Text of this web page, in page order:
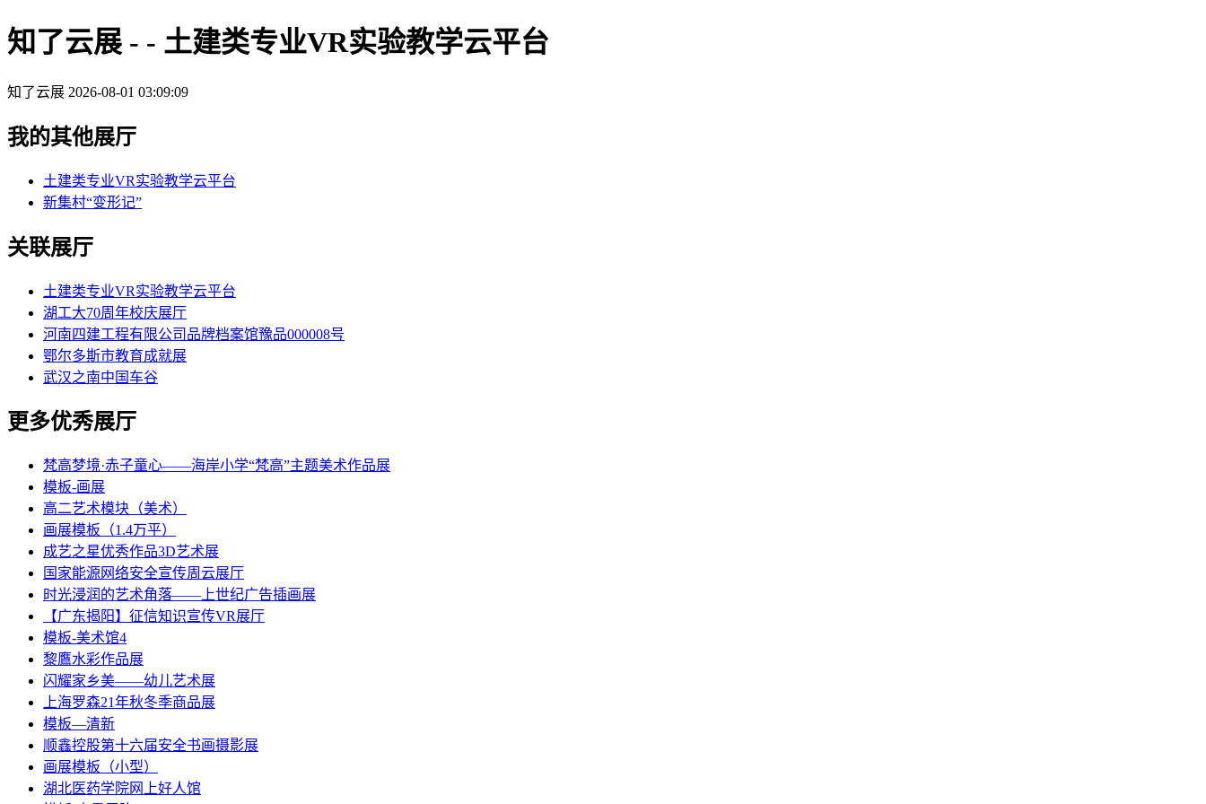
知了云展 - - 土建类专业VR实验教学云平台
知了云展 2026-08-01 03:09:09
我的其他展厅
土建类专业VR实验教学云平台
新集村“变形记”
关联展厅
土建类专业VR实验教学云平台
湖工大70周年校庆展厅
河南四建工程有限公司品牌档案馆豫品000008号
鄂尔多斯市教育成就展
武汉之南中国车谷
更多优秀展厅
梵高梦境·赤子童心——海岸小学“梵高”主题美术作品展
模板-画展
高二艺术模块（美术）
画展模板（1.4万平）
成艺之星优秀作品3D艺术展
国家能源网络安全宣传周云展厅
时光浸润的艺术角落——上世纪广告插画展
【广东揭阳】征信知识宣传VR展厅
模板-美术馆4
黎鷹水彩作品展
闪耀家乡美——幼儿艺术展
上海罗森21年秋冬季商品展
模板—清新
顺鑫控股第十六届安全书画摄影展
画展模板（小型）
湖北医药学院网上好人馆